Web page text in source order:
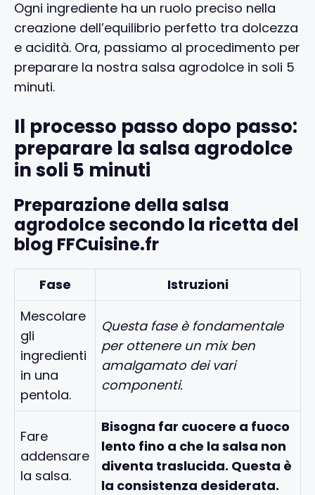
Ogni ingrediente ha un ruolo preciso nella
creazione dell’equilibrio perfetto tra dolcezza
e acidità. Ora, passiamo al procedimento per
preparare la nostra salsa agrodolce in soli 5
minuti.
Il processo passo dopo passo:
preparare la salsa agrodolce
in soli 5 minuti
Preparazione della salsa
agrodolce secondo la ricetta del
blog FFCuisine.fr
Fase
Istruzioni
Mescolare
gli
ingredienti
in una
pentola.
Questa fase è fondamentale
per ottenere un mix ben
amalgamato dei vari
componenti.
Fare
addensare
la salsa.
Bisogna far cuocere a fuoco
lento fino a che la salsa non
diventa traslucida. Questa è
la consistenza desiderata.